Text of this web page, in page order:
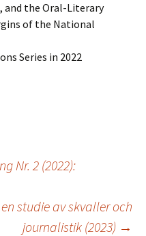
and the Oral-Literary
of the National
Series in 2022
Nr. 2 (2022):
studie av skvaller och
journalistik (2023) →